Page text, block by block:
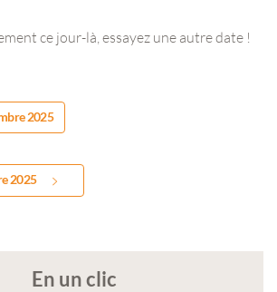
ce jour-là, essayez une autre date !
2025
2025
En un clic